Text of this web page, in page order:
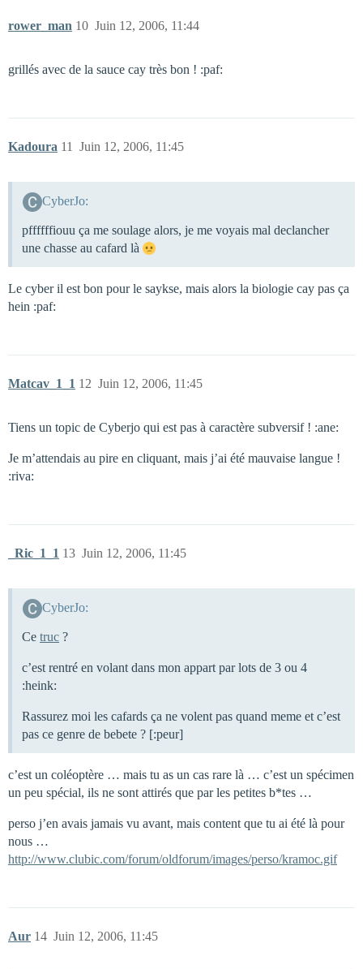
rower_man Juin 12, 2006, 11:44
10
grillés avec de la sauce cay très bon ! :paf:
Kadoura Juin 12, 2006, 11:45
11
CyberJo:
pffffffiouu ça me soulage alors, je me voyais mal declancher
une chasse au cafard là
Le cyber il est bon pour le saykse, mais alors la biologie cay pas ça
hein :paf:
Matcav_1_1 Juin 12, 2006, 11:45
12
Tiens un topic de Cyberjo qui est pas à caractère subversif ! :ane:
Je m’attendais au pire en cliquant, mais j’ai été mauvaise langue !
:riva:
_Ric_1_1 Juin 12, 2006, 11:45
13
CyberJo:
Ce truc ?
c’est rentré en volant dans mon appart par lots de 3 ou 4
:heink:
Rassurez moi les cafards ça ne volent pas quand meme et c’est
pas ce genre de bebete ? [:peur]
c’est un coléoptère … mais tu as un cas rare là … c’est un spécimen
un peu spécial, ils ne sont attirés que par les petites b*tes …
perso j’en avais jamais vu avant, mais content que tu ai été là pour
nous …
http://www.clubic.com/forum/oldforum/images/perso/kramoc.gif
Aur Juin 12, 2006, 11:45
14